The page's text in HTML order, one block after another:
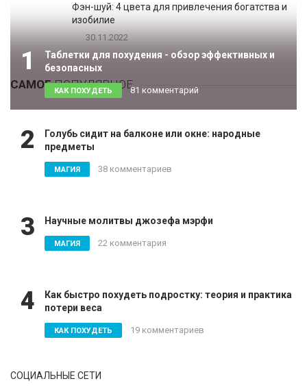
Фэн-шуй: 4 цвета для привлечения богатства и
изобилие
30.11.2022
САМОЕПОПУЛЯРНОЕ
1
Таблетки для похудения - обзор эффективных и
безопасных
КАК ПОХУДЕТЬ 81 комментарий
2
Голубь сидит на балконе или окне: народные
предметы
МАГИЯ 38 комментариев
3 Научные молитвы джозефа мэрфи
МАГИЯ 22 комментария
4
Как быстро похудеть подростку: теория и практика
потери веса
КАК ПОХУДЕТЬ 19 комментариев
СОЦИАЛЬНЫЕ СЕТИ